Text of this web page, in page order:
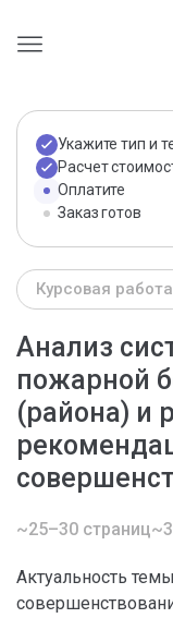
Укажите тип и
Расчет
Оплатите
Заказ готов
Курсовая работа
Анализ
пожарной
(района) и
~25–30 страниц
Актуальность